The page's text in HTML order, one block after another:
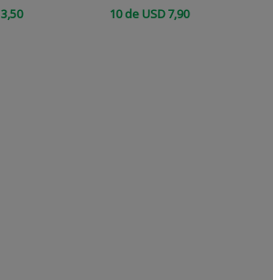
3,50 10de USD7,90
COMPRAR